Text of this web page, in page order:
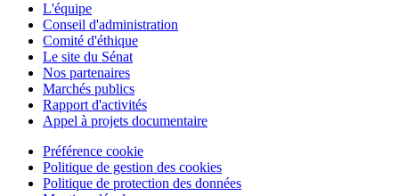
L'équipe
Conseil d'administration
Comité d'éthique
Le site du Sénat
Nos partenaires
Marchés publics
Rapport d'activités
Appel à projets documentaire
Préférence cookie
Politique de gestion des cookies
Politique de protection des données